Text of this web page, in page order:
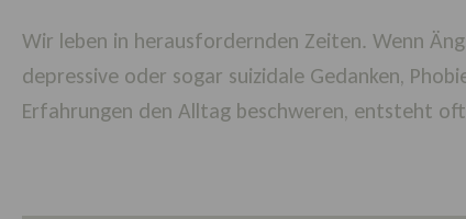
Wir leben in herausfordernden Zeiten. Wenn
depressive oder sogar suizidale Gedanken,
Erfahrungen den Alltag beschweren, entsteht